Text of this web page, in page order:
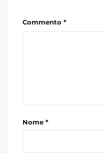
Commento *
Nome *